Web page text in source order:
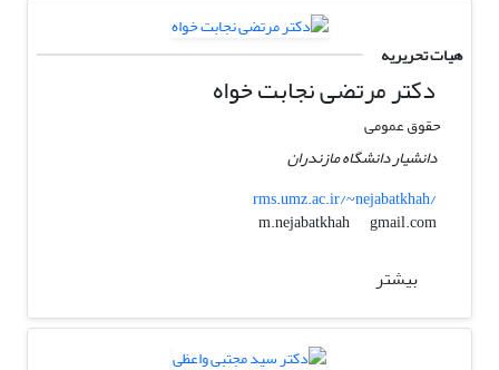
هیات تحریریه
دکتر مرتضی نجابت خواه
حقوق عمومی
دانشیار دانشگاه مازندران
rms.umz.ac.ir/~nejabatkhah/
m.nejabatkhah
gmail.com
بیشتر